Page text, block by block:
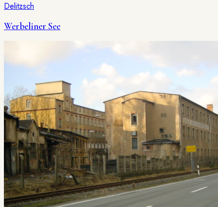
Delitzsch
Werbeliner See